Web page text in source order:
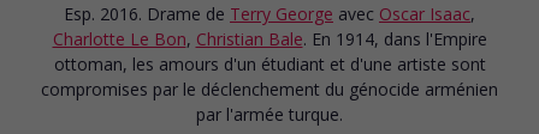
Esp. 2016. Drame de Terry George avec Oscar Isaac,
Charlotte Le Bon, Christian Bale. En 1914, dans l'Empire
ottoman, les amours d'un étudiant et d'une artiste sont
compromises par le déclenchement du génocide arménien
par l'armée turque.